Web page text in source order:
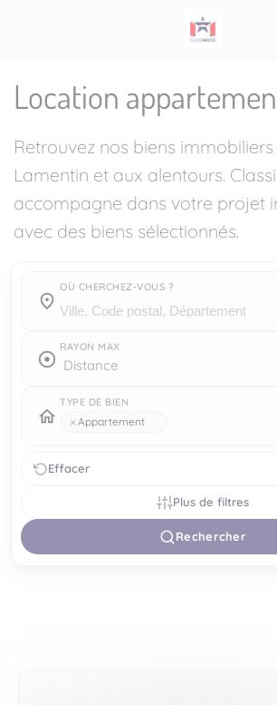
Location
Retrouvez nos biens
Lamentin et aux alentours.
accompagne dans votre projet
avec des biens sélectionnés.
OÙ CHERCHEZ-VOUS ?
Où cherchez-vous ?
RAYON MAX
TYPE DE BIEN
×Appartement
Effacer
Plus de filtres
Rechercher